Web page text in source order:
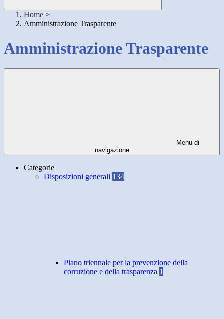
Home >
Amministrazione Trasparente
Amministrazione Trasparente
Menu di
navigazione
Categorie
Disposizioni generali 134
Piano triennale per la prevenzione della
corruzione e della trasparenza 1